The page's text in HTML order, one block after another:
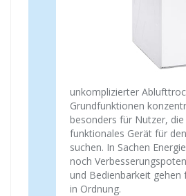
unkomplizierter
Grundfunktionen
besonders für Nutzer,
funktionales Gerät für
suchen. In Sachen
noch
und Bedienbarkeit
in Ordnung.